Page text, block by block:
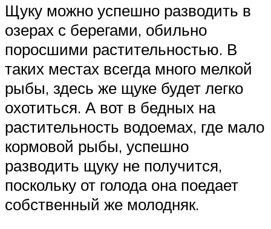
Щуку можно успешно разводить в
озерах с берегами, обильно
поросшими растительностью. В
таких местах всегда много мелкой
рыбы, здесь же щуке будет легко
охотиться. А вот в бедных на
растительность водоемах, где мало
кормовой рыбы, успешно
разводить щуку не получится,
поскольку от голода она поедает
собственный же молодняк.